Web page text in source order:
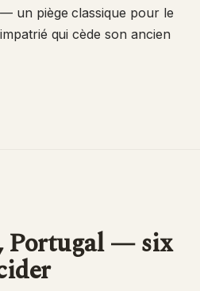
un piège classique pour le
qui cède son ancien
Portugal — six